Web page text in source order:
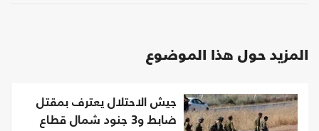
المزيد حول هذا الموضوع
جيش الاحتلال يعترف بمقتل
ضابط و3 جنود شمال قطاع